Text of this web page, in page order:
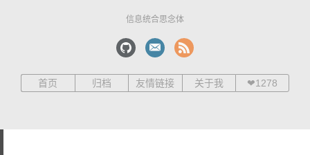
信息统合思念体
首页 归档 友情链接 关于我 ❤1278